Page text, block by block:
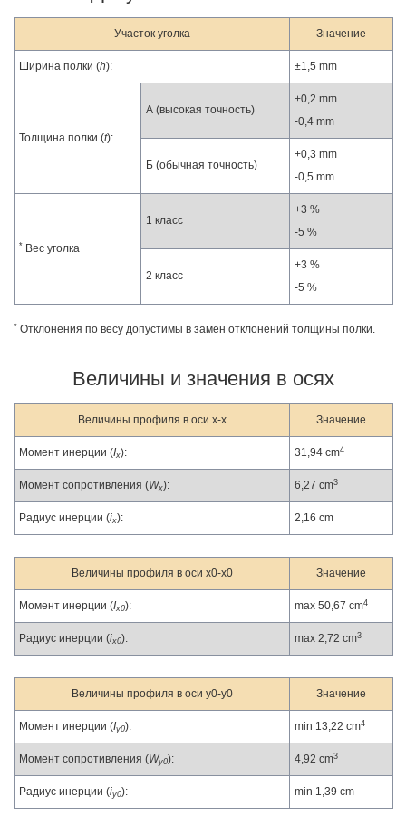
Участок уголка Значение
Ширина полки (h): ±1,5 mm
Толщина полки (t):
А (высокая точность)
+0,2 mm
-0,4 mm
Б (обычная точность)
+0,3 mm
-0,5 mm
* Вес уголка
1 класс
+3 %
-5 %
2 класс
+3 %
-5 %
* Отклонения по весу допустимы в замен отклонений толщины полки.
Величины и значения в осях
Величины профиля в оси x-x Значение
Момент инерции (Ix): 31,94 cm4
Момент сопротивления (Wx): 6,27 cm3
Радиус инерции (ix): 2,16 cm
Величины профиля в оси x0-x0 Значение
Момент инерции (Ix0): max 50,67 cm4
Радиус инерции (ix0): max 2,72 cm3
Величины профиля в оси y0-y0 Значение
Момент инерции (Iy0): min 13,22 cm4
Момент сопротивления (Wy0): 4,92 cm3
Радиус инерции (iy0): min 1,39 cm